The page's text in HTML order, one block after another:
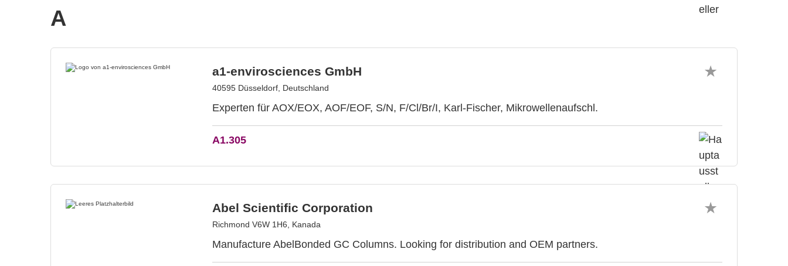
A
a1-envirosciences GmbH
40595 Düsseldorf, Deutschland
Experten für AOX/EOX, AOF/EOF, S/N, F/Cl/Br/I, Karl-Fischer, Mikrowellenaufschl.
A1.305
Abel Scientific Corporation
Richmond V6W 1H6, Kanada
Manufacture AbelBonded GC Columns. Looking for distribution and OEM partners.